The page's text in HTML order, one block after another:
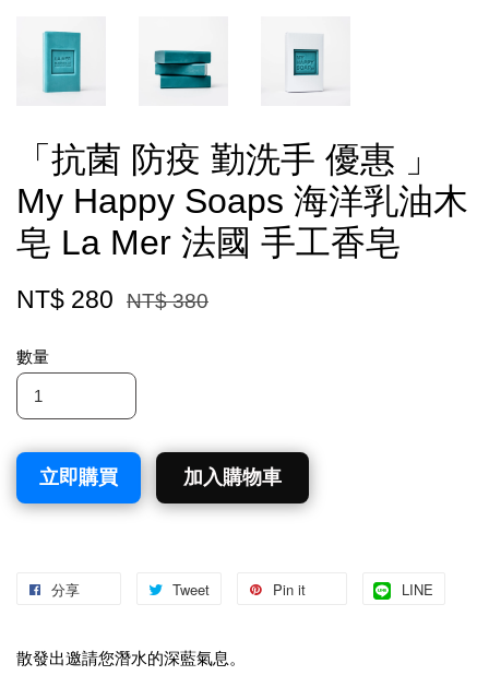
「抗菌 防疫 勤洗手 優惠 」
My Happy Soaps 海洋乳油木
皂 La Mer 法國 手工香皂
NT$ 280 NT$ 380
數量
立即購買 加入購物車
分享 Tweet Pin it LINE
散發出邀請您潛水的深藍氣息。